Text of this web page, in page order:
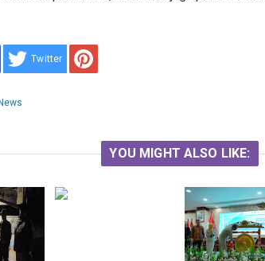
Twitter
News
YOU MIGHT ALSO LIKE: